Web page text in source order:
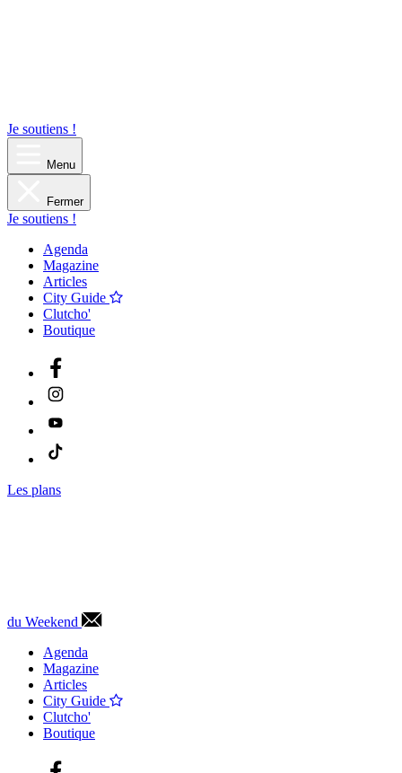
Je soutiens !
Menu
Fermer
Je soutiens !
Agenda
Magazine
Articles
City Guide
Clutcho'
Boutique
Les plans
du Weekend
Agenda
Magazine
Articles
City Guide
Clutcho'
Boutique